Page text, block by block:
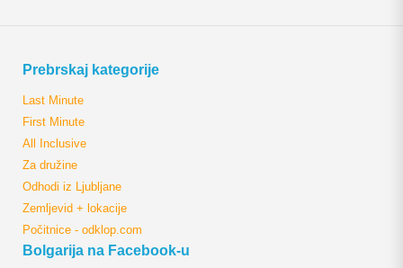
Prebrskaj kategorije
Last Minute
First Minute
All Inclusive
Za družine
Odhodi iz Ljubljane
Zemljevid + lokacije
Počitnice - odklop.com
Bolgarija na Facebook-u